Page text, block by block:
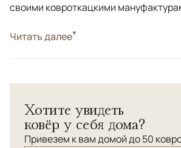
своими ковроткацкими
СтильСовременные
"Пуаре" великолепен в интерьерах в
Читать далее
Хотите увидеть
ковёр у себя дома?
Привезем к вам домой до 50